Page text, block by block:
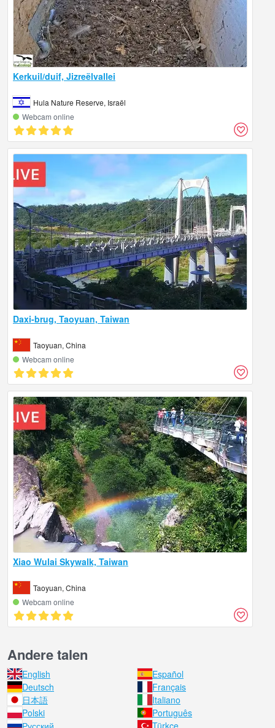
Kerkuil/duif, Jizreëlvallei
Hula Nature Reserve, Israël
Webcam online
Daxi-brug, Taoyuan, Taiwan
Taoyuan, China
Webcam online
Xiao Wulai Skywalk, Taiwan
Taoyuan, China
Webcam online
Andere talen
English
Español
Deutsch
Français
日本語
Italiano
Polski
Português
Русский
Türkçe